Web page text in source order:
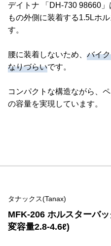
デイトナ 「DH-730 98660
もの外側に装着する1.5Lホ
す。
腰に装着しないため、 バイ
なりづらいです。
コンパクトな構造ながら、
の容量を実現しています。
タナックス(Tanax)
MFK-206 ホルスターバ
変容量2.8-4.6ℓ)